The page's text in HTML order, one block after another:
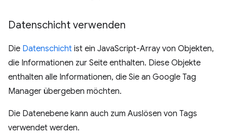
Datenschicht verwenden
Die Datenschicht ist ein JavaScript-Array von Objekten,
die Informationen zur Seite enthalten. Diese Objekte
enthalten alle Informationen, die Sie an Google Tag
Manager übergeben möchten.
Die Datenebene kann auch zum Auslösen von Tags
verwendet werden.